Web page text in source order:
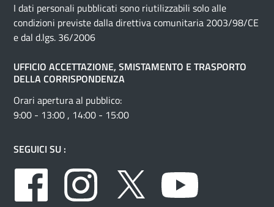
I dati personali pubblicati sono riutilizzabili solo alle
condizioni previste dalla direttiva comunitaria 2003/98/CE
e dal d.lgs. 36/2006
UFFICIO ACCETTAZIONE, SMISTAMENTO E TRASPORTO
DELLA CORRISPONDENZA
Orari apertura al pubblico:
9:00 - 13:00 , 14:00 - 15:00
SEGUICI SU :
Facebook
Instagram Twitter